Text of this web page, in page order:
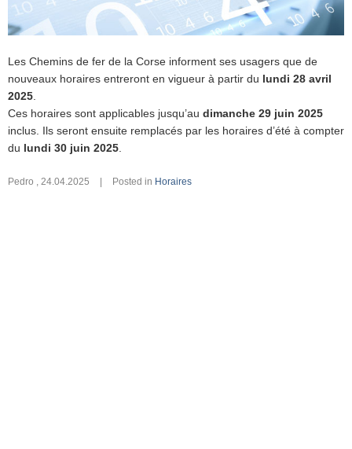
Les Chemins de fer de la Corse informent ses usagers que de
nouveaux horaires entreront en vigueur à partir du lundi 28 avril
2025.
Ces horaires sont applicables jusqu’au dimanche 29 juin 2025
inclus. Ils seront ensuite remplacés par les horaires d’été à compter
du lundi 30 juin 2025.
Pedro , 24.04.2025 Posted in Horaires